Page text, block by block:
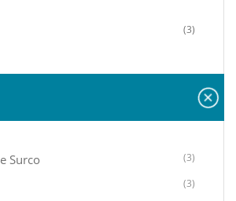
(3)
Surco (3)
(3)